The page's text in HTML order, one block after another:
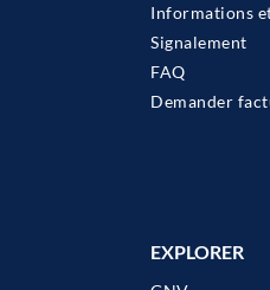
Informations
Signalement
FAQ
Demander
EXPLORER